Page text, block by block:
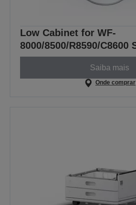
Low Cabinet for WF-
8000/8500/R8590/C8600
Saiba mais
Onde comprar